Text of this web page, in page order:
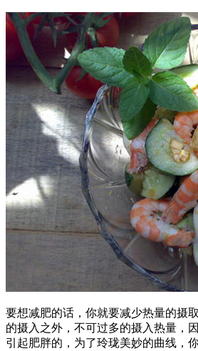
要想减肥的话，你就要减少热量的摄
的摄入之外，不可过多的摄入热量，
引起肥胖的，为了玲珑美妙的曲线，